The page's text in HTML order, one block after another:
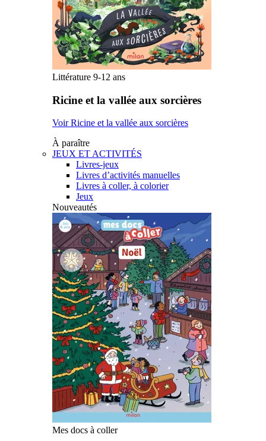
Littérature 9-12 ans
Ricine et la vallée aux sorcières
Voir Ricine et la vallée aux sorcières
À paraître
JEUX ET ACTIVITÉS
Livres-jeux
Livres d’activités manuelles
Livres à coller, à colorier
Jeux
Nouveautés
Mes docs à coller